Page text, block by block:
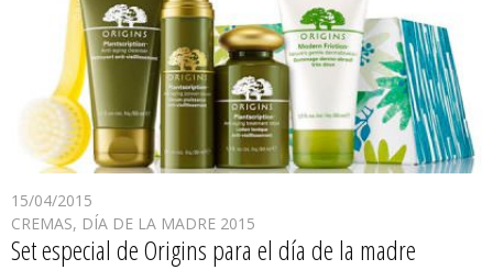
15/04/2015
CREMAS, DÍA DE LA MADRE 2015
Set especial de Origins para el día de la madre